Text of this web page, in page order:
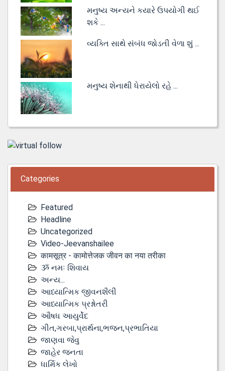
મનુષ્ય અન્યને કયારે ઉપયોગી થઈ
શકે ...
વ્યક્તિ સાથે સંબંધ જોડતી વેળા શું ...
મનુષ્ય શેનાથી ધેરાયેલો રહે ...
Categories
Featured
Headline
Uncategorized
Video-Jeevanshailee
कामसूत्र - कामोत्तेजक जीवन का नया तरीका
ૐ નમઃ શિવાય
અન્ય...
આધ્યાત્મિક જીવનશૈલી
આધ્યાત્મિક પ્રશ્નોતરી
ઔષધ આયુર્વેદ
ગીત,ગરબા,પ્રાર્થના,ભજન,પ્રભાતિયા
જાણવા જેવુ
જાહેર જનતા
ધાર્મિક લેખો